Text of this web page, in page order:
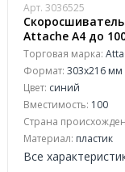
Арт. 3036525
Attache А4 до
0.11/0.15 мм, 10
Торговая марка:
Формат: 303x216 мм
Цвет: синий
Вместимость: 100
Страна
Материал: пластик
Все